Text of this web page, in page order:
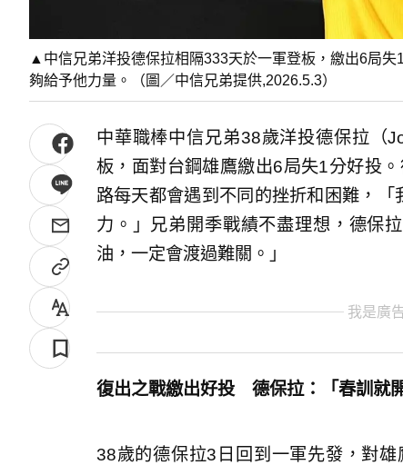
▲中信兄弟洋投德保拉相隔333天於一軍登板，繳出6局
夠給予他力量。（圖／中信兄弟提供,2026.5.3）
中華職棒中信兄弟38歲洋投德保拉（
板，面對台鋼雄鷹繳出6局失1分好投
路每天都會遇到不同的挫折和困難，
力。」兄弟開季戰績不盡理想，德保
油，一定會渡過難關。」
我是廣
復出之戰繳出好投 德保拉：「春訓就開
38歲的德保拉3日回到一軍先發，對